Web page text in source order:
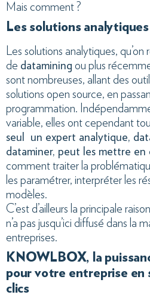
Mais comment ?
Les solutions analytiques
Les solutions analytiques,
de datamining ou plus
sont nombreuses, allant des
solutions open source, en
programmation.
variable, elles ont cependant
seul un expert analytique,
dataminer, peut les mettre en
comment traiter la
les paramétrer, interpréter les
modèles.
C’est d’ailleurs la principale
n’a pas jusqu’ici diffusé dans la
entreprises.
KNOWLBOX, la
pour votre entreprise en
clics